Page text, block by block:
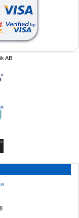
AB